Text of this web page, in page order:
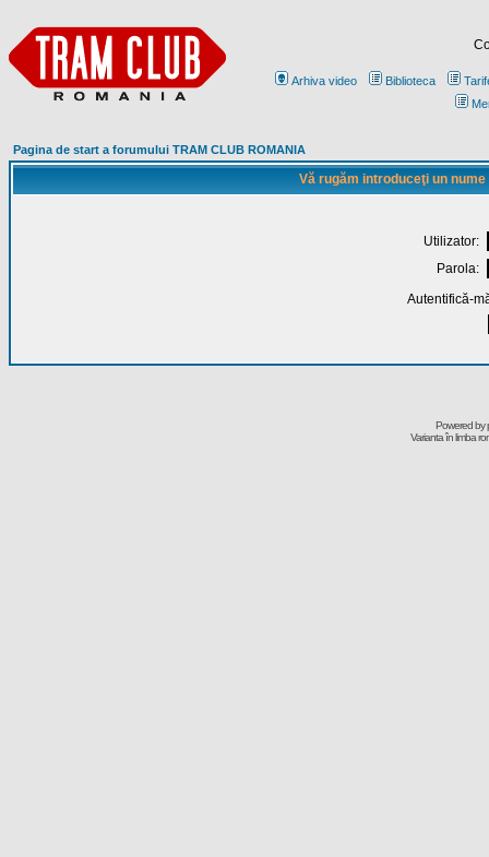
Arhiva video Biblioteca
Pagina de start a forumului TRAM CLUB ROMANIA
Vă rugăm introduceţi un
Utilizator:
Parola:
Autentifică-
Powered by
Varianta în limba